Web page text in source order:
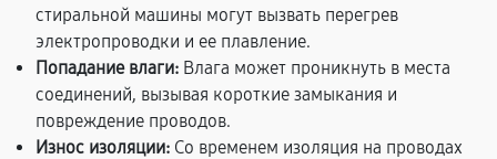
стиральной машины могут вызвать перегрев
электропроводки и ее плавление.
Попадание влаги: Влага может проникнуть в места
соединений, вызывая короткие замыкания и
повреждение проводов.
Износ изоляции: Со временем изоляция на проводах